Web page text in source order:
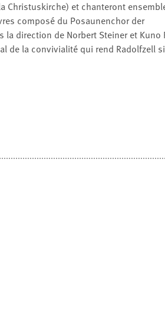
Christuskirche) et chanteront
composé du Posaunenchor der
direction de Norbert Steiner et Kuno
de la convivialité qui rend Radolfzell